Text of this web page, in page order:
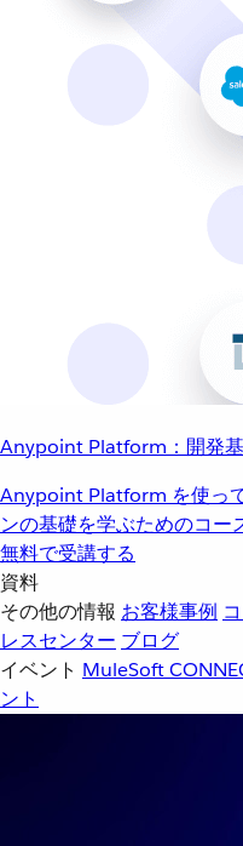
Anypoint Platform：開発
Anypoint Platform を使っ
ンの基礎を学ぶためのコー
無料で受講する
資料
その他の情報 お客様事例
レスセンター ブログ
イベント MuleSoft
ント